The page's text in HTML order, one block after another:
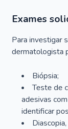
Exames
Para investigar
dermatologista
Biópsia;
Teste de
adesivas
identificar